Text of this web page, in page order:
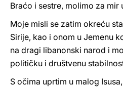
Braćo i sestre, molimo za mir
Moje misli se zatim okreću
Sirije, kao i onom u Jemenu
na dragi libanonski narod i
političku i društvenu
S očima uprtim u malog